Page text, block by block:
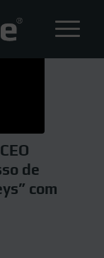
de
com